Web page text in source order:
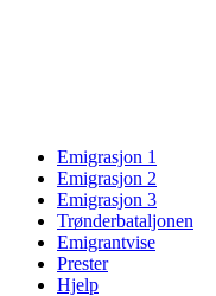
Emigrasjon 1
Emigrasjon 2
Emigrasjon 3
Trønderbataljonen
Emigrantvise
Prester
Hjelp